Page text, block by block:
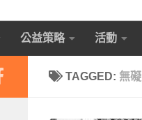
公益策略 活動
TAGGED: 無礙